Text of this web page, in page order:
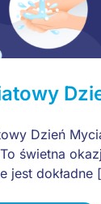
Dzień
świetna
jest dokładne